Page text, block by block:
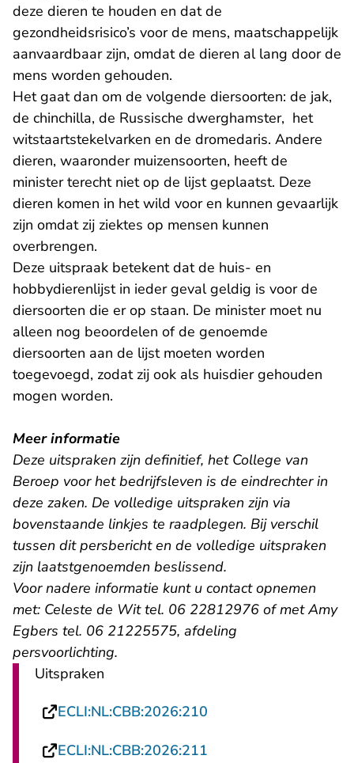
deze dieren te houden en dat de
gezondheidsrisico’s voor de mens, maatschappelijk
aanvaardbaar zijn, omdat de dieren al lang door de
mens worden gehouden.
Het gaat dan om de volgende diersoorten: de jak,
de chinchilla, de Russische dwerghamster, het
witstaartstekelvarken en de dromedaris. Andere
dieren, waaronder muizensoorten, heeft de
minister terecht niet op de lijst geplaatst. Deze
dieren komen in het wild voor en kunnen gevaarlijk
zijn omdat zij ziektes op mensen kunnen
overbrengen.
Deze uitspraak betekent dat de huis- en
hobbydierenlijst in ieder geval geldig is voor de
diersoorten die er op staan. De minister moet nu
alleen nog beoordelen of de genoemde
diersoorten aan de lijst moeten worden
toegevoegd, zodat zij ook als huisdier gehouden
mogen worden.
Meer informatie
Deze uitspraken zijn definitief, het College van
Beroep voor het bedrijfsleven is de eindrechter in
deze zaken. De volledige uitspraken zijn via
bovenstaande linkjes te raadplegen. Bij verschil
tussen dit persbericht en de volledige uitspraken
zijn laatstgenoemden beslissend.
Voor nadere informatie kunt u contact opnemen
met: Celeste de Wit tel. 06 22812976 of met Amy
Egbers tel. 06 21225575, afdeling
persvoorlichting.
Uitspraken
ECLI:NL:CBB:2026:210
ECLI:NL:CBB:2026:211